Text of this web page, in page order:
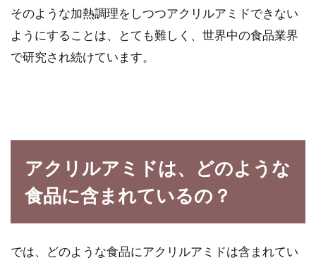
お米とパンだとどちらが安い？色々
な面から比較してみよう
玄米の研ぎ汁から乳酸菌液を作る！
作り方＆活用レシピとは？
「乳酸菌」という名称。乳酸菌といえば、整腸
そのような加熱調理をしつつアクリルアミドできない
ようにすることは、とても難しく、世界中の食品業界
で研究され続けています。
アクリルアミドは、どのような
食品に含まれているの？
では、どのような食品にアクリルアミドは含まれてい